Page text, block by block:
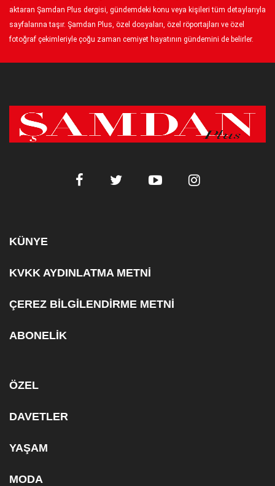
aktaran Şamdan Plus dergisi, gündemdeki konu veya kişileri tüm detaylarıyla
sayfalarına taşır. Şamdan Plus, özel dosyaları, özel röportajları ve özel
fotoğraf çekimleriyle çoğu zaman cemiyet hayatının gündemini de belirler.
KÜNYE
KVKK AYDINLATMA METNİ
ÇEREZ BİLGİLENDİRME METNİ
ABONELİK
ÖZEL
DAVETLER
YAŞAM
MODA